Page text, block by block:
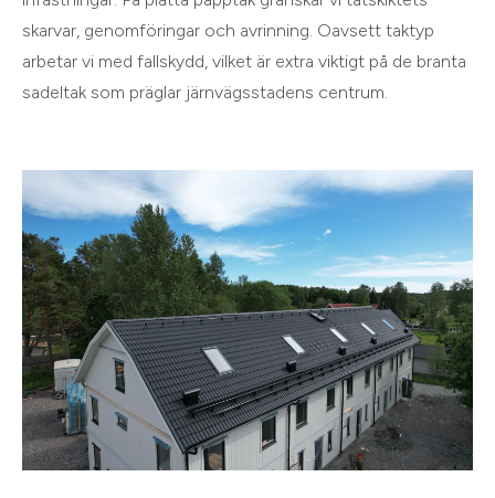
skarvar, genomföringar och avrinning. Oavsett taktyp
arbetar vi med fallskydd, vilket är extra viktigt på de branta
sadeltak som präglar järnvägsstadens centrum.